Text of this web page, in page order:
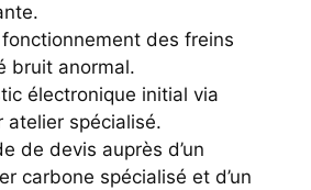
des freins
bruit anormal.
électronique initial via
atelier spécialisé.
de devis auprès d’un
carbone spécialisé et d’un